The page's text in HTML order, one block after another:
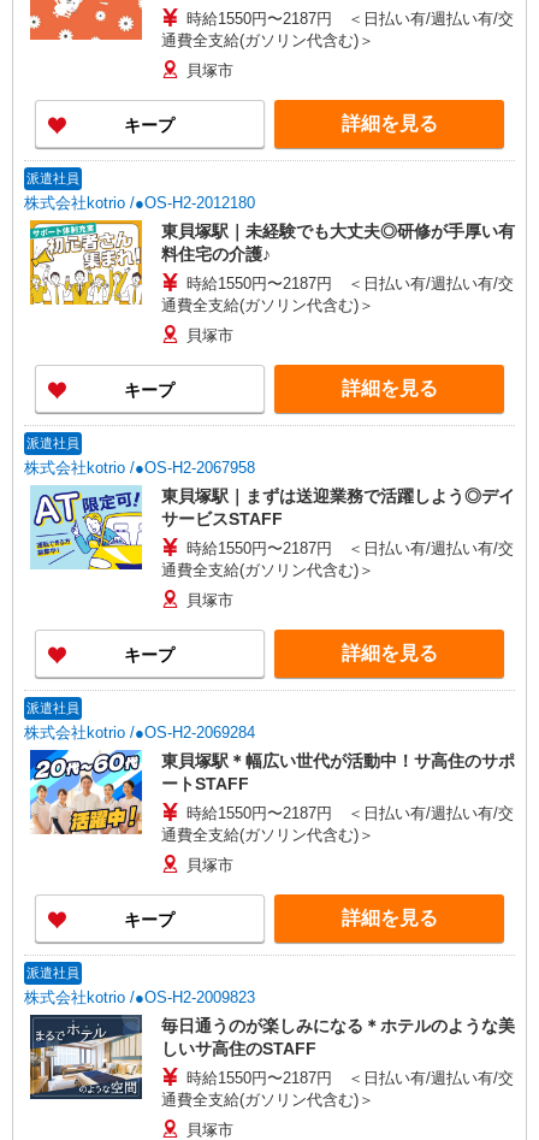
時給1550円〜2187円 ＜日払い有/週払い有/交
通費全支給(ガソリン代含む)＞
貝塚市
キープ 詳細を見る
派遣社員
株式会社kotrio /●OS-H2-2012180
東貝塚駅｜未経験でも大丈夫◎研修が手厚い有
料住宅の介護♪
時給1550円〜2187円 ＜日払い有/週払い有/交
通費全支給(ガソリン代含む)＞
貝塚市
キープ 詳細を見る
派遣社員
株式会社kotrio /●OS-H2-2067958
東貝塚駅｜まずは送迎業務で活躍しよう◎デイ
サービスSTAFF
時給1550円〜2187円 ＜日払い有/週払い有/交
通費全支給(ガソリン代含む)＞
貝塚市
キープ 詳細を見る
派遣社員
株式会社kotrio /●OS-H2-2069284
東貝塚駅＊幅広い世代が活動中！サ高住のサポ
ートSTAFF
時給1550円〜2187円 ＜日払い有/週払い有/交
通費全支給(ガソリン代含む)＞
貝塚市
キープ 詳細を見る
派遣社員
株式会社kotrio /●OS-H2-2009823
毎日通うのが楽しみになる＊ホテルのような美
しいサ高住のSTAFF
時給1550円〜2187円 ＜日払い有/週払い有/交
通費全支給(ガソリン代含む)＞
貝塚市